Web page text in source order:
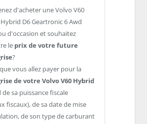
d'acheter une Volvo V60
D6 Geartronic 6 Awd
d'occasion et souhaitez
le prix de votre future
?
vous allez payer pour la
de votre Volvo V60 Hybrid
sa puissance fiscale
fiscaux), de sa date de mise
de son type de carburant